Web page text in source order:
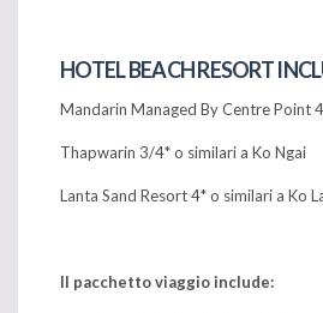
HOTEL BEACH RESORT
Mandarin Managed By Centre Point
Thapwarin 3/4* o similari a Ko Ngai
Lanta Sand Resort 4* o similari a Ko
Il pacchetto viaggio include: